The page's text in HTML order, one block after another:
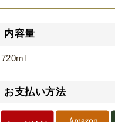
内容量
720ml
お支払い方法